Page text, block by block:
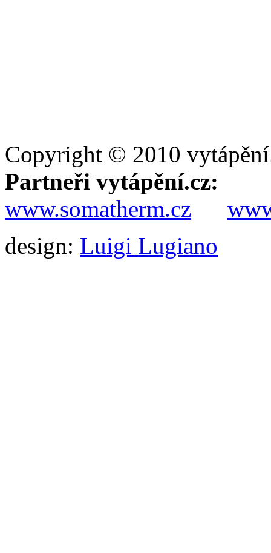
Copyright © 2010
Partneři vytápění.cz:
www.somatherm.cz
design: Luigi Lugiano